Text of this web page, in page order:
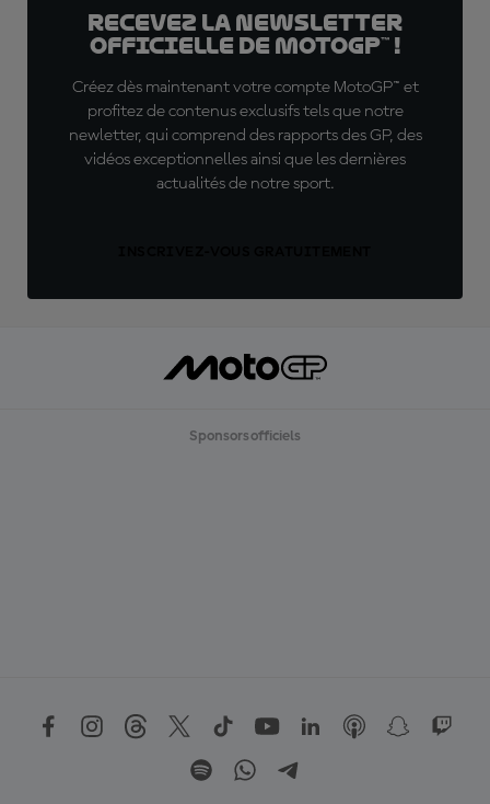
Recevez la Newsletter
officielle de MotoGP™ !
Créez dès maintenant votre compte MotoGP™ et
profitez de contenus exclusifs tels que notre
newletter, qui comprend des rapports des GP, des
vidéos exceptionnelles ainsi que les dernières
actualités de notre sport.
Sponsors officiels